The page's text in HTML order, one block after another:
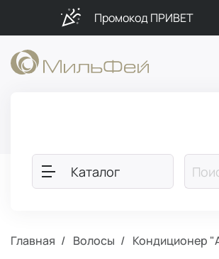
Промокод ПРИВЕТ
Каталог
Главная Волосы Кондиционер